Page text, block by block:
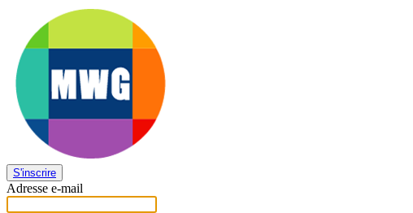
S'inscrire
Adresse e-mail